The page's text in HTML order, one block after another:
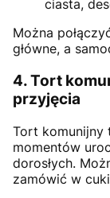
ciasta,
Można
główne, a
4. Tort
przyjęcia
Tort komunijny
momentów
dorosłych.
zamówić w